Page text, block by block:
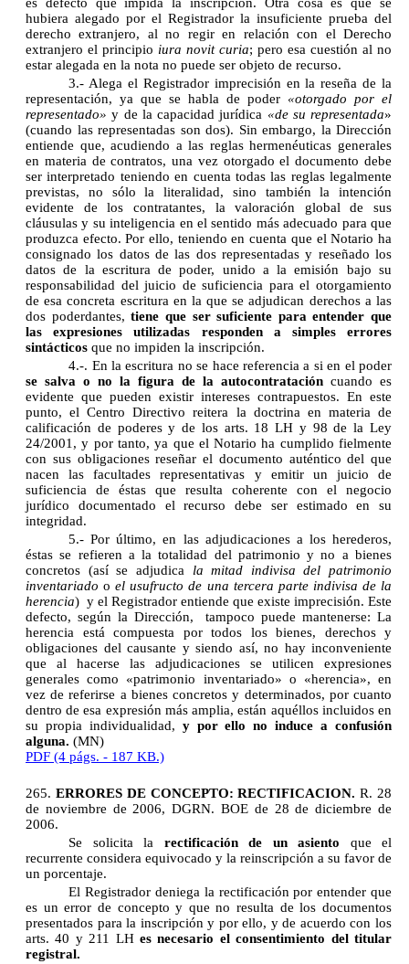
es defecto que impida la inscripción. Otra cosa es que se
hubiera alegado por el Registrador la insuficiente prueba del
derecho extranjero, al no regir en relación con el Derecho
extranjero el principio iura novit curia; pero esa cuestión al no
estar alegada en la nota no puede ser objeto de recurso.
3.- Alega el Registrador imprecisión en la reseña de la
representación, ya que se habla de poder «otorgado por el
representado» y de la capacidad jurídica «de su representada»
(cuando las representadas son dos). Sin embargo, la Dirección
entiende que, acudiendo a las reglas hermenéuticas generales
en materia de contratos, una vez otorgado el documento debe
ser interpretado teniendo en cuenta todas las reglas legalmente
previstas, no sólo la literalidad, sino también la intención
evidente de los contratantes, la valoración global de sus
cláusulas y su inteligencia en el sentido más adecuado para que
produzca efecto. Por ello, teniendo en cuenta que el Notario ha
consignado los datos de las dos representadas y reseñado los
datos de la escritura de poder, unido a la emisión bajo su
responsabilidad del juicio de suficiencia para el otorgamiento
de esa concreta escritura en la que se adjudican derechos a las
dos poderdantes,tiene que ser suficiente para entender que
las expresiones utilizadas responden a simples errores
sintácticos que no impiden la inscripción.
4.-. En la escritura no se hace referencia a si en el poder
se salva o no la figura de la autocontratación cuando es
evidente que pueden existir intereses contrapuestos. En este
punto, el Centro Directivo reitera la doctrina en materia de
calificación de poderes y de los arts. 18 LH y 98 de la Ley
24/2001, y por tanto, ya que el Notario ha cumplido fielmente
con sus obligaciones reseñar el documento auténtico del que
nacen las facultades representativas y emitir un juicio de
suficiencia de éstas que resulta coherente con el negocio
jurídico documentado el recurso debe ser estimado en su
integridad.
5.- Por último, en las adjudicaciones a los herederos,
éstas se refieren a la totalidad del patrimonio y no a bienes
concretos (así se adjudica la mitad indivisa del patrimonio
inventariado oel usufructo de una tercera parte indivisa de la
herencia) y el Registrador entiende que existe imprecisión. Este
defecto, según la Dirección, tampoco puede mantenerse: La
herencia está compuesta por todos los bienes, derechos y
obligaciones del causante y siendo así, no hay inconveniente
que al hacerse las adjudicaciones se utilicen expresiones
generales como «patrimonio inventariado» o «herencia», en
vez de referirse a bienes concretos y determinados, por cuanto
dentro de esa expresión más amplia, están aquéllos incluidos en
su propia individualidad, y por ello no induce a confusión
alguna. (MN)
PDF (4 págs. - 187 KB.)
265. ERRORES DE CONCEPTO: RECTIFICACION.R. 28
de noviembre de 2006, DGRN. BOE de 28 de diciembre de
2006.
Se solicita la rectificación de un asiento que el
recurrente considera equivocado y la reinscripción a su favor de
un porcentaje.
El Registrador deniega la rectificación por entender que
es un error de concepto y que no resulta de los documentos
presentados para la inscripción y por ello, y de acuerdo con los
arts. 40 y 211 LH es necesario el consentimiento del titular
registral.